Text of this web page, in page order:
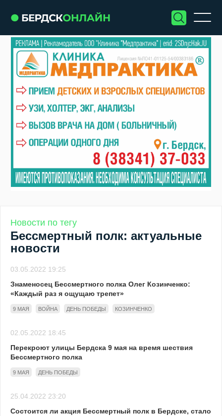
Новости по тегу
Бессмертный полк: актуальные
новости
03.05.2022 19:25
Знаменосец Бессмертного полка Олег Козинченко:
«Каждый раз я ощущаю трепет»
9 МАЯ ВОЙНА ДЕНЬ ПОБЕДЫ КОЗИНЧЕНКО
02.05.2022 18:45
Перекроют улицы Бердска 9 мая на время шествия
Бессмертного полка
9 МАЯ ДЕНЬ ПОБЕДЫ
25.04.2022 23:20
Состоится ли акция Бессмертный полк в Бердске, стало